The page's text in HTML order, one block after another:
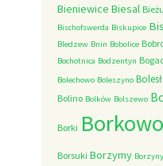
Bieniewice Biesal
Bischofswerda Biskupice
Bledzew Bnin Bobolice
Bochotnica Bodzentyn
Bolechowo Boleszyno
Bolino Bolków Bolszewo
Borki Borkowo
Borsuki Borzymy Borzyny